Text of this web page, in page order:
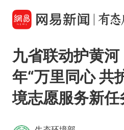
九省联动护黄
年“万里同心 共
境志愿服务新任